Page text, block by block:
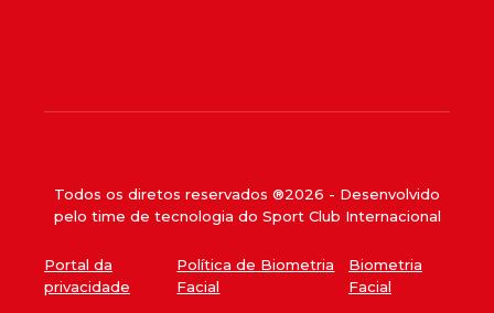
Todos os diretos reservados ®2026 - Desenvolvido
pelo time de tecnologia do Sport Club Internacional
Portal da
privacidade
Política de Biometria
Facial
Biometria
Facial